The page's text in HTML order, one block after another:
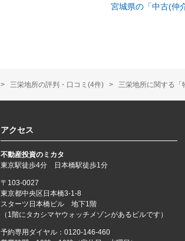
宮城県の「中古(仲
三栄地所の評判・口コミ(4件) 三栄地所に関する
アクセス
不動産投資のミカタ
東京駅徒歩4分 日本橋駅徒歩1分
〒103-0027
東京都中央区日本橋3-1-8
スターツ日本橋ビル 地下1階
（1階にタカシマヤウォッチメゾンがあるビルです）
予約専用ダイヤル：0120-146-460